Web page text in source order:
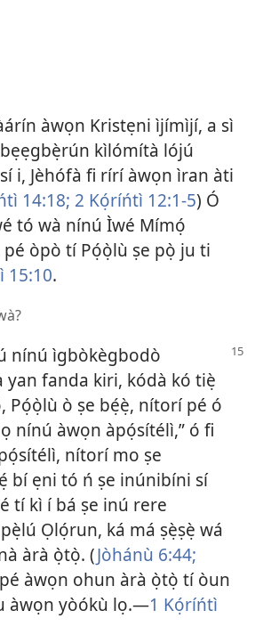
àwọn Kristẹni ìjímìjí, a sì
kìlómítà lójú
i, Jèhófà fi rírí àwọn ìran àti
14:18; 2 Kọ́ríńtì 12:1-5) Ó
tó wà nínú Ìwé Mímọ́
òpò tí Pọ́ọ̀lù ṣe pọ̀ ju ti
15:10.
nínú ìgbòkègbodò
fanda kiri, kódà kó tiẹ̀
Pọ́ọ̀lù ò ṣe bẹ́ẹ̀, nítorí pé ó
nínú àwọn àpọ́sítélì,” ó fi
nítorí mo ṣe
bí ẹni tó ń ṣe inúnibíni sí
tí kì í bá ṣe inú rere
Ọlọ́run, ká má ṣẹ̀ṣẹ̀ wá
àrà ọ̀tọ̀. (Jòhánù 6:44;
àwọn ohun àrà ọ̀tọ̀ tí òun
àwọn yòókù lọ.—1 Kọ́ríńtì